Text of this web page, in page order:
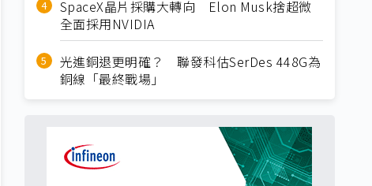
SpaceX晶片採購大轉向 Elon Musk捨超微
全面採用NVIDIA
光進銅退更明確？ 聯發科估SerDes 448G為
銅線「最終戰場」